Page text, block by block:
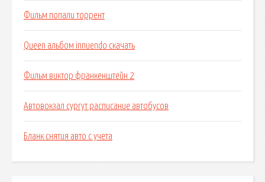
Фильм попали торрент
Queen альбом innuendo скачать
Фильм виктор франкенштейн 2
Автовокзал сургут расписание автобусов
Бланк снятия авто с учета